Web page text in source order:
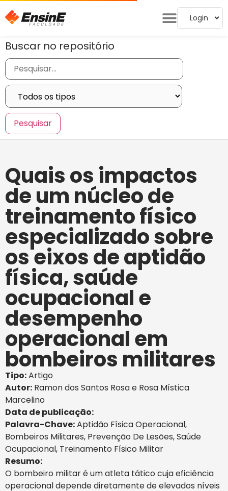
Login
Buscar no repositório
Quais os impactos
de um núcleo de
treinamento físico
especializado sobre
os eixos de aptidão
física, saúde
ocupacional e
desempenho
operacional em
bombeiros militares
Tipo:Artigo
Autor: Ramon dos Santos Rosa e Rosa Mística
Marcelino
Data de publicação:
Palavra-Chave:Aptidão Física Operacional,
Bombeiros Militares, Prevenção De Lesões,Saúde
Ocupacional, Treinamento Físico Militar
Resumo:
O bombeiro militar é um atleta tático cuja eficiência
operacional depende diretamente de elevados níveis